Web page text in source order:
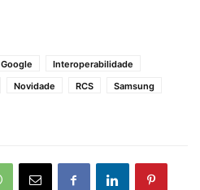
Google
Interoperabilidade
Novidade RCS
Samsung